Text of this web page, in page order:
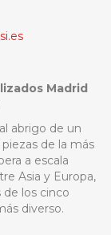
Madrid
abrigo de un
de la más
a escala
Asia y Europa,
los cinco
diverso.